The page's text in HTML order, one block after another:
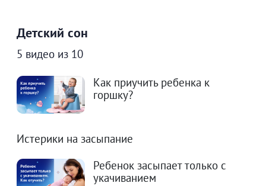
Детский сон
5 видео из 10
Как приучить ребенка к
горшку?
Истерики на засыпание
Ребенок засыпает только с
укачиванием